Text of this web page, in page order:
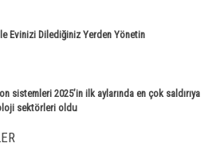
Evinizi Dilediğiniz Yerden Yönetin
sistemleri 2025’in ilk aylarında en çok saldırıya
sektörleri oldu